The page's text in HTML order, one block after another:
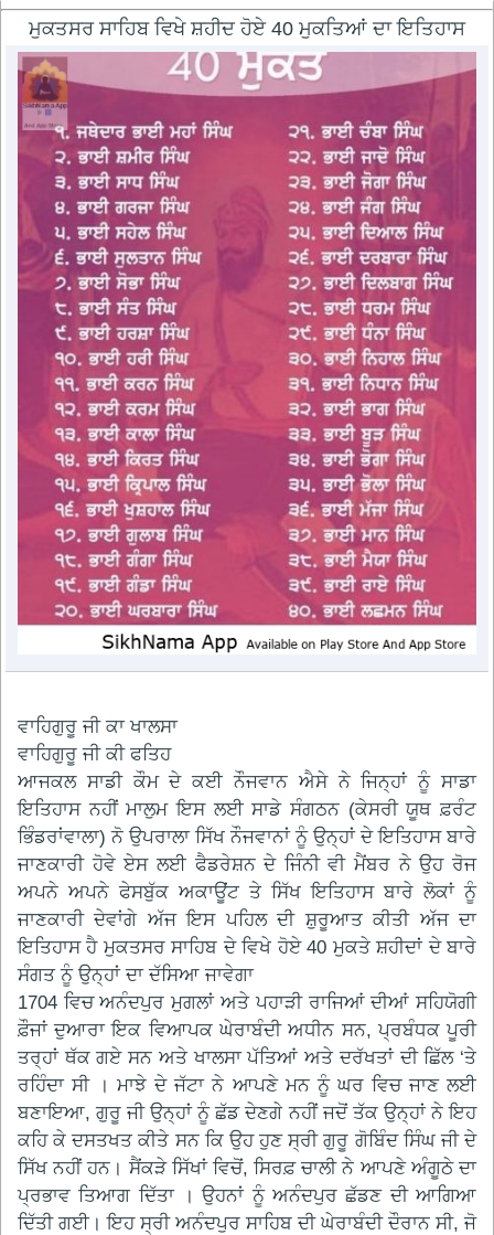
ਮੁਕਤਸਰ ਸਾਹਿਬ ਵਿਖੇ ਸ਼ਹੀਦ ਹੋਏ 40 ਮੁਕਤਿਆਂ ਦਾ ਇਤਿਹਾਸ
ਵਾਹਿਗੁਰੂ ਜੀ ਕਾ ਖਾਲਸਾ
ਵਾਹਿਗੁਰੂ ਜੀ ਕੀ ਫਤਿਹ
ਆਜਕਲ ਸਾਡੀ ਕੌਮ ਦੇ ਕਈ ਨੌਜਵਾਨ ਐਸੇ ਨੇ ਜਿਨ੍ਹਾਂ ਨੂੰ ਸਾਡਾ
ਇਤਿਹਾਸ ਨਹੀਂ ਮਾਲੁਮ ਇਸ ਲਈ ਸਾਡੇ ਸੰਗਠਨ (ਕੇਸਰੀ ਯੂਥ ਫ਼ਰੰਟ
ਭਿੰਡਰਾਂਵਾਲਾ) ਨੋ ਉਪਰਾਲਾ ਸਿੱਖ ਨੌਜਵਾਨਾਂ ਨੂੰ ਉਨ੍ਹਾਂ ਦੇ ਇਤਿਹਾਸ ਬਾਰੇ
ਜਾਣਕਾਰੀ ਹੋਵੇ ਏਸ ਲਈ ਫੈਡਰੇਸ਼ਨ ਦੇ ਜਿੰਨੀ ਵੀ ਮੈਂਬਰ ਨੇ ਉਹ ਰੋਜ
ਅਪਨੇ ਅਪਨੇ ਫੇਸਬੁੱਕ ਅਕਾਊਂਟ ਤੇ ਸਿੱਖ ਇਤਿਹਾਸ ਬਾਰੇ ਲੋਕਾਂ ਨੂੰ
ਜਾਣਕਾਰੀ ਦੇਵਾਂਗੇ ਅੱਜ ਇਸ ਪਹਿਲ ਦੀ ਸ਼ੁਰੂਆਤ ਕੀਤੀ ਅੱਜ ਦਾ
ਇਤਿਹਾਸ ਹੈ ਮੁਕਤਸਰ ਸਾਹਿਬ ਦੇ ਵਿਖੇ ਹੋਏ 40 ਮੁਕਤੇ ਸ਼ਹੀਦਾਂ ਦੇ ਬਾਰੇ
ਸੰਗਤ ਨੂੰ ਉਨ੍ਹਾਂ ਦਾ ਦੱਸਿਆ ਜਾਵੇਗਾ
1704 ਵਿਚ ਅਨੰਦਪੁਰ ਮੁਗਲਾਂ ਅਤੇ ਪਹਾੜੀ ਰਾਜਿਆਂ ਦੀਆਂ ਸਹਿਯੋਗੀ
ਫ਼ੌਜਾਂ ਦੁਆਰਾ ਇਕ ਵਿਆਪਕ ਘੇਰਾਬੰਦੀ ਅਧੀਨ ਸਨ, ਪ੍ਰਬੰਧਕ ਪੂਰੀ
ਤਰ੍ਹਾਂ ਥੱਕ ਗਏ ਸਨ ਅਤੇ ਖਾਲਸਾ ਪੱਤਿਆਂ ਅਤੇ ਦਰੱਖਤਾਂ ਦੀ ਛਿੱਲ ‘ਤੇ
ਰਹਿੰਦਾ ਸੀ । ਮਾਝੇ ਦੇ ਜੱਟਾ ਨੇ ਆਪਣੇ ਮਨ ਨੂੰ ਘਰ ਵਿਚ ਜਾਣ ਲਈ
ਬਣਾਇਆ, ਗੁਰੂ ਜੀ ਉਨ੍ਹਾਂ ਨੂੰ ਛੱਡ ਦੇਣਗੇ ਨਹੀਂ ਜਦੋਂ ਤੱਕ ਉਨ੍ਹਾਂ ਨੇ ਇਹ
ਕਹਿ ਕੇ ਦਸਤਖਤ ਕੀਤੇ ਸਨ ਕਿ ਉਹ ਹੁਣ ਸ੍ਰੀ ਗੁਰੂ ਗੋਬਿੰਦ ਸਿੰਘ ਜੀ ਦੇ
ਸਿੱਖ ਨਹੀਂ ਹਨ। ਸੈਂਕੜੇ ਸਿੱਖਾਂ ਵਿਚੋਂ, ਸਿਰਫ਼ ਚਾਲੀ ਨੇ ਆਪਣੇ ਅੰਗੂਠੇ ਦਾ
ਪ੍ਰਭਾਵ ਤਿਆਗ ਦਿੱਤਾ । ਉਹਨਾਂ ਨੂੰ ਅਨੰਦਪੁਰ ਛੱਡਣ ਦੀ ਆਗਿਆ
ਦਿੱਤੀ ਗਈ। ਇਹ ਸ੍ਰੀ ਅਨੰਦਪੁਰ ਸਾਹਿਬ ਦੀ ਘੇਰਾਬੰਦੀ ਦੌਰਾਨ ਸੀ, ਜੋ